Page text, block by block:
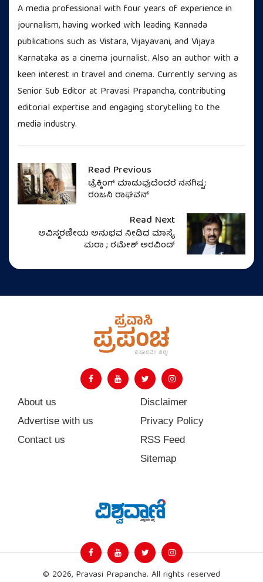
A media professional with four years of experience in
journalism, having worked with leading Kannada
publications such as Vistara, Vijayavani, and Vijaya
Karnataka as a cinema journalist. Also an author with a
keen interest in travel and cinema. Currently serving as
Senior Sub Editor at Pravasi Prapancha, contributing
editorial expertise and engaging storytelling to the
media industry.
Read Previous
ಟ್ರೆಕ್ಕಿಂಗ್‌ ಮಾಡುವುದೆಂದರೆ ನನಗಿಷ್ಟ:
ರಂಜನಿ ರಾಘವನ್‌
Read Next
ಅವಿಸ್ಮರಣೀಯ ಅನುಭವ ನೀಡಿದ ಮಾಸೈ
ಮರಾ ; ರಮೇಶ್ ಅರವಿಂದ್
About us
Advertise with us
Contact us
Disclaimer
Privacy Policy
RSS Feed
Sitemap
© 2026, Pravasi Prapancha. All rights reserved